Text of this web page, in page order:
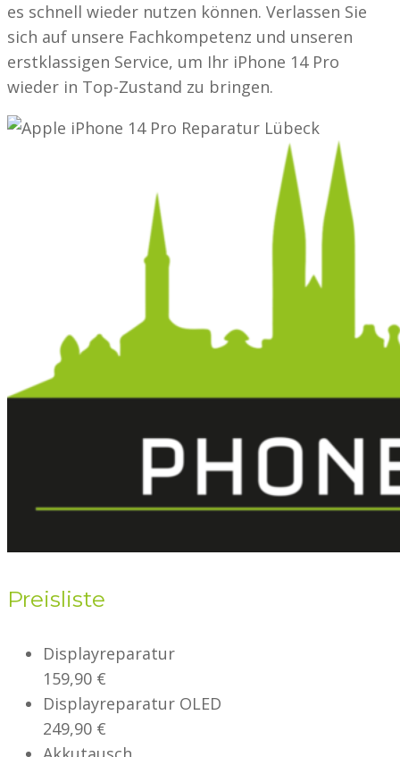
es schnell wieder nutzen können. Verlassen Sie
sich auf unsere Fachkompetenz und unseren
erstklassigen Service, um Ihr iPhone 14 Pro
wieder in Top-Zustand zu bringen.
Preisliste
Displayreparatur
159,90 €
Displayreparatur OLED
249,90 €